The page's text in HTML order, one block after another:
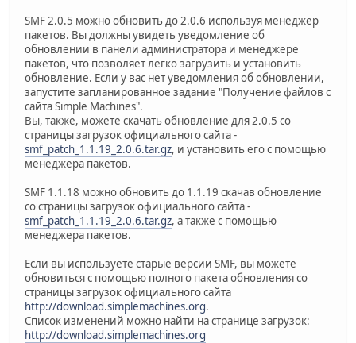
SMF 2.0.5 можно обновить до 2.0.6 используя менеджер
пакетов. Вы должны увидеть уведомление об
обновлении в панели администратора и менеджере
пакетов, что позволяет легко загрузить и установить
обновление. Если у вас нет уведомления об обновлении,
запустите запланированное задание "Получение файлов с
сайта Simple Machines".
Вы, также, можете скачать обновление для 2.0.5 со
страницы загрузок официального сайта -
smf_patch_1.1.19_2.0.6.tar.gz, и установить его с помощью
менеджера пакетов.
SMF 1.1.18 можно обновить до 1.1.19 скачав обновление
со страницы загрузок официального сайта -
smf_patch_1.1.19_2.0.6.tar.gz, а также с помощью
менеджера пакетов.
Если вы используете старые версии SMF, вы можете
обновиться с помощью полного пакета обновления со
страницы загрузок официального сайта
http://download.simplemachines.org.
Список изменений можно найти на странице загрузок:
http://download.simplemachines.org